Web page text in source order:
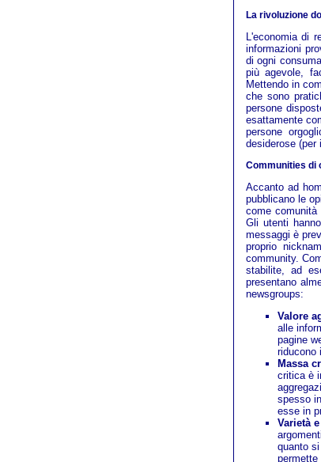
La rivoluzione
L'economia di
informazioni
di ogni
più agevole,
Mettendo in
che sono
persone
esattamente
persone
desiderose
Communities di
Accanto ad
pubblicano le
come
Gli utenti
messaggi è
proprio
community.
stabilite, ad
presentano
newsgroups:
Valore
alle
pagine
riducono
Massa
critica è
spesso
esse in
Varietà
quanto
permette